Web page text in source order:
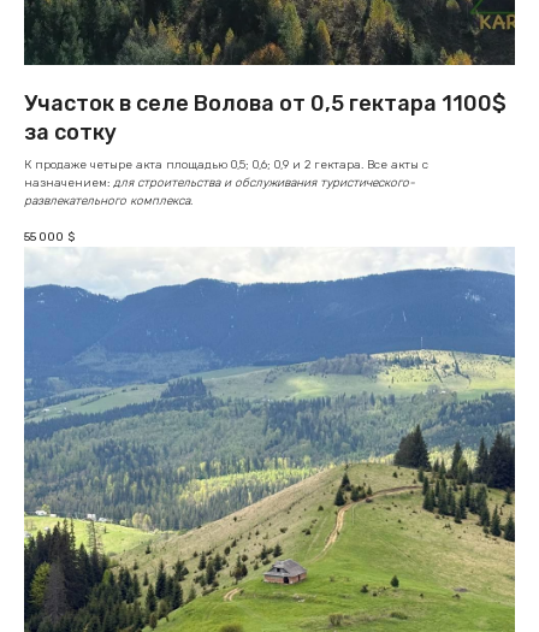
Участок в селе Волова от 0,5 гектара 1100$
за сотку
К продаже четыре акта площадью 0,5; 0,6; 0,9 и 2 гектара. Все акты с
назначением: для строительства и обслуживания туристического-
развлекательного комплекса.
55 000 $